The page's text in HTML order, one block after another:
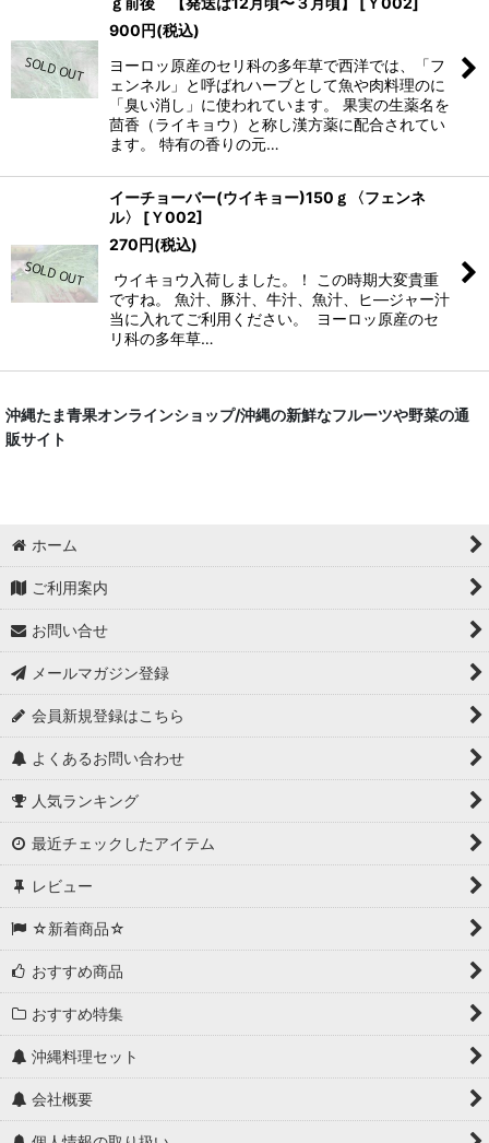
900円(税込)
ヨーロッ原産のセリ科の多年草で西洋では、「フ
ェンネル」と呼ばれハーブとして魚や肉料理のに
「臭い消し」に使われています。 果実の生薬名を
茴香（ライキョウ）と称し漢方薬に配合されてい
ます。 特有の香りの元…
イーチョーバー(ウイキョー)150ｇ〈フェンネ
ル〉
[Ｙ002]
270円(税込)
ウイキョウ入荷しました。！ この時期大変貴重
ですね。 魚汁、豚汁、牛汁、魚汁、ヒ―ジャー汁
当に入れてご利用ください。 ヨーロッ原産のセ
リ科の多年草…
沖縄たま青果オンラインショップ/沖縄の新鮮なフルーツや野菜の通
販サイト
ホーム
ご利用案内
お問い合せ
メールマガジン登録
会員新規登録はこちら
よくあるお問い合わせ
人気ランキング
最近チェックしたアイテム
レビュー
☆新着商品☆
おすすめ商品
おすすめ特集
沖縄料理セット
会社概要